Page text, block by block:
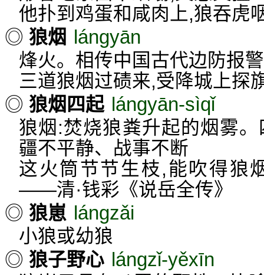
他扑到鸡蛋和咸肉上,狼吞虎
◎ 狼烟 lángyān
烽火。相传中国古代边防报
三道狼烟过碛来,受降城上
◎ 狼烟四起 lángyān-sìqǐ
狼烟:焚烧狼粪升起的烟雾
疆不平静、战事不断
这火筒节节生枝,能吹得狼
——清·钱彩《说岳全传》
◎ 狼崽 lángzǎi
小狼或幼狼
◎ 狼子野心 lángzǐ-yěxīn